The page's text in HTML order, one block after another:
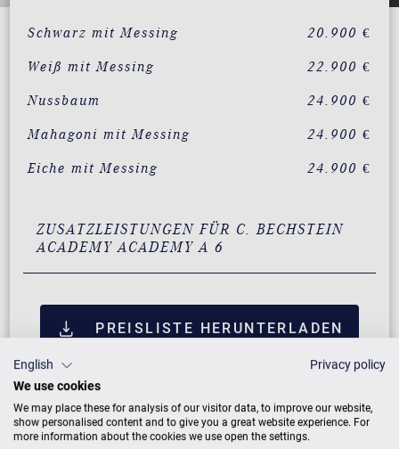
Schwarz mit Messing 20.900 €
Weiß mit Messing 22.900 €
Nussbaum 24.900 €
Mahagoni mit Messing 24.900 €
Eiche mit Messing 24.900 €
ZUSATZLEISTUNGEN FÜR C. BECHSTEIN
ACADEMY ACADEMY A 6
PREISLISTE HERUNTERLADEN
English
Privacy policy
We use cookies
We may place these for analysis of our visitor data, to improve our website,
show personalised content and to give you a great website experience. For
more information about the cookies we use open the settings.